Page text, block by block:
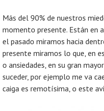
Más del 90% de nuestros
momento presente. Están en
el pasado miramos hacia
presente miramos lo que, en
o ansiedades, en su gran
suceder, por ejemplo me va
caiga es remotísima, o este